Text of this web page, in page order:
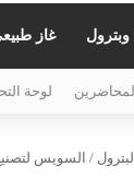
غاز
لوحة
/ السويس لتصنيع